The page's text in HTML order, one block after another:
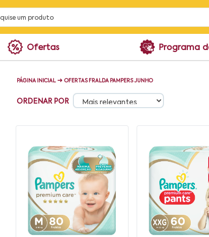
Ofertas Programa
PÁGINA INICIAL ➜ OFERTAS FRALDA PAMPERS JUNHO
ORDENAR POR